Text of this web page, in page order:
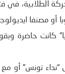
الطلابية، في
أو مصنفا
“نداء تونس”